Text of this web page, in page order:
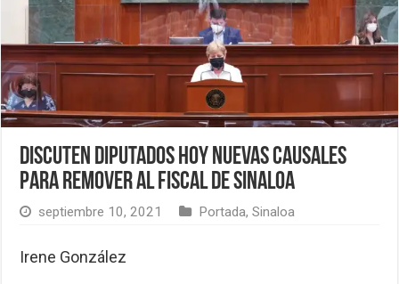
Discuten diputados hoy nuevas causales
para remover al Fiscal de Sinaloa
septiembre 10, 2021 Portada,Sinaloa
Irene González